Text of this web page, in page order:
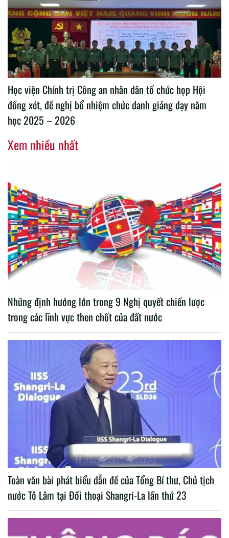
Học viện Chính trị Công an nhân dân tổ chức họp Hội
đồng xét, đề nghị bổ nhiệm chức danh giảng dạy năm
học 2025 – 2026
Xem nhiều nhất
Những định hướng lớn trong 9 Nghị quyết chiến lược
trong các lĩnh vực then chốt của đất nước
Toàn văn bài phát biểu dẫn đề của Tổng Bí thư, Chủ tịch
nước Tô Lâm tại Đối thoại Shangri-La lần thứ 23